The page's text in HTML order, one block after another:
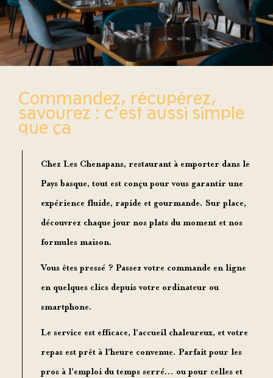
Commandez, récupérez,
savourez : c’est aussi simple
que ça
Chez Les Chenapans, restaurant à emporter dans le
Pays basque, tout est conçu pour vous garantir une
expérience fluide, rapide et gourmande. Sur place,
découvrez chaque jour nos plats du moment et nos
formules maison.
Vous êtes pressé ? Passez votre commande en ligne
en quelques clics depuis votre ordinateur ou
smartphone.
Le service est efficace, l’accueil chaleureux, et votre
repas est prêt à l’heure convenue. Parfait pour les
pros à l’emploi du temps serré… ou pour celles et